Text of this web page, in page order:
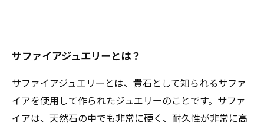
サファイアジュエリーとは？
サファイアジュエリーとは、貴石として知られるサファ
イアを使用して作られたジュエリーのことです。サファ
イアは、天然石の中でも非常に硬く、耐久性が非常に高